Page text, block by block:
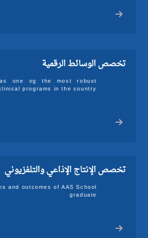
تخصص الوسائط الرقمية
one og the most robust
programs in the country
تخصص الإنتاج الإذاعي والتلفزيوني
and outcomes of AAS School
graduate